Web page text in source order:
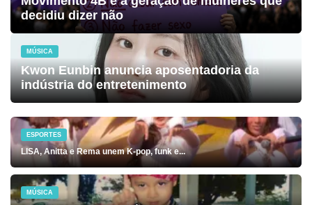
decidiu dizer não
MÚSICA
Kwon Eunbin anuncia aposentadoria da
indústria do entretenimento
ESPORTES
LISA, Anitta e Rema unem K-pop, funk e...
MÚSICA